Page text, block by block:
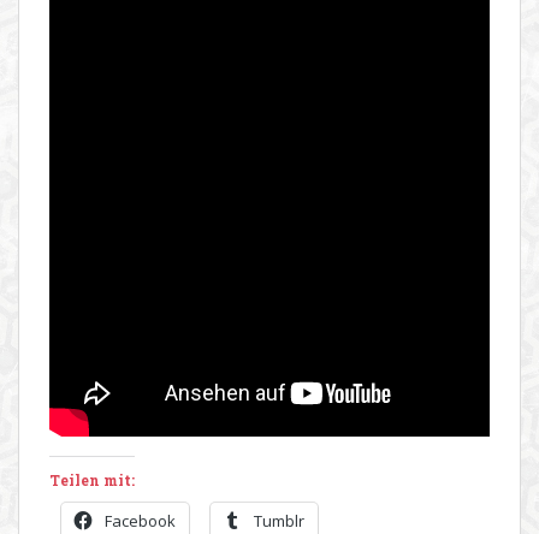
Teilen mit:
Facebook Tumblr